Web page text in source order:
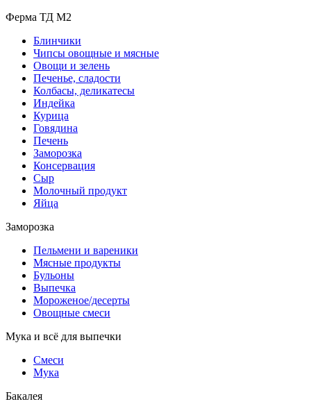
Ферма ТД М2
Блинчики
Чипсы овощные и мясные
Овощи и зелень
Печенье, сладости
Колбасы, деликатесы
Индейка
Курица
Говядина
Печень
Заморозка
Консервация
Сыр
Молочный продукт
Яйца
Заморозка
Пельмени и вареники
Мясные продукты
Бульоны
Выпечка
Мороженое/десерты
Овощные смеси
Мука и всё для выпечки
Смеси
Мука
Бакалея